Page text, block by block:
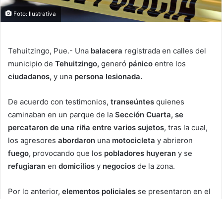
Foto: Ilustrativa
Tehuitzingo, Pue.- Una balacera registrada en calles del
municipio de Tehuitzingo, generó pánico entre los
ciudadanos, y una persona lesionada.
De acuerdo con testimonios, transeúntes quienes
caminaban en un parque de la Sección Cuarta, se
percataron de una riña entre varios sujetos, tras la cual,
los agresores abordaron una motocicleta y abrieron
fuego, provocando que los pobladores huyeran y se
refugiaran en domicilios y negocios de la zona.
Por lo anterior, elementos policiales se presentaron en el